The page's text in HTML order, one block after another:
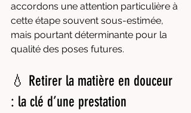
accordons une attention particulière à
cette étape souvent sous-estimée,
mais pourtant déterminante pour la
qualité des poses futures.
💧 Retirer la matière en douceur
: la clé d’une prestation